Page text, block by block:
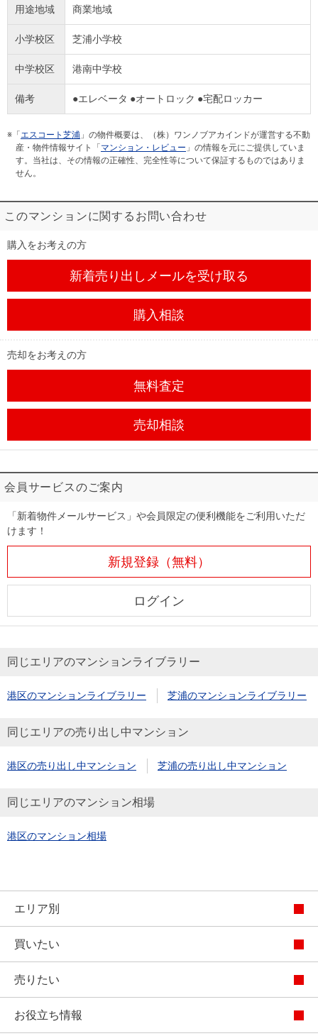
用途地域 商業地域
小学校区 芝浦小学校
中学校区 港南中学校
備考 ●エレベータ ●オートロック ●宅配ロッカー
※「 エスコート芝浦 」の物件概要は、（株）ワンノブアカインドが運営する不動
産・物件情報サイト「 マンション・レビュー 」の情報を元にご提供していま
す。当社は、その情報の正確性、完全性等について保証するものではありま
せん。
このマンションに関するお問い合わせ
購入をお考えの方
新着売り出しメールを受け取る
購入相談
売却をお考えの方
無料査定
売却相談
会員サービスのご案内
「新着物件メールサービス」や会員限定の便利機能をご利用いただ
けます！
新規登録（無料）
ログイン
同じエリアのマンションライブラリー
港区のマンションライブラリー 芝浦のマンションライブラリー
同じエリアの売り出し中マンション
港区の売り出し中マンション 芝浦の売り出し中マンション
同じエリアのマンション相場
港区のマンション相場
エリア別
買いたい
売りたい
お役立ち情報